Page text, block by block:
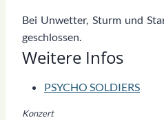
Konzert
Weitere Infos
PSYCHO SOLDIERS
Bei Unwetter, Sturm und
geschlossen.